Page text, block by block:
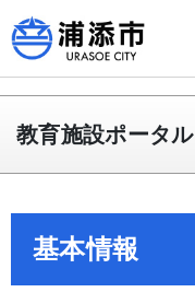
教育施設ポータル
基本情報